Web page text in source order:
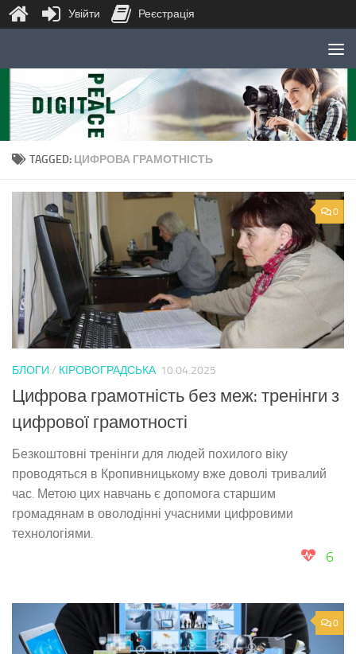
Skip to content
TAGGED: ЦИФРОВА ГРАМОТНІСТЬ
0
БЛОГИ / КІРОВОГРАДСЬКА 10.04.2025
Цифрова грамотність без меж: тренінги з
цифрової грамотності
Безкоштовні тренінги для людей похилого віку
проводяться в Кропивницькому вже доволі тривалий
час. Метою цих навчань є допомога старшим
громадянам в оволодінні учасними цифровими
технологіями.
6
0
Увійти Реєстрація